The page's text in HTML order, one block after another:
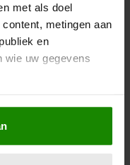
met als doel
metingen aan
en
wie uw gegevens
geografische
kan zijn